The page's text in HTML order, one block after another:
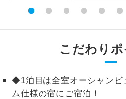
こだわりポ
◆1泊目は全室オーシャンビ
ム仕様の宿にご宿泊！
お部屋食
お部屋にてゆ
トラベルイヤ
周りの音を気
をじっくり聞
1名様催行
1名様から出
す。